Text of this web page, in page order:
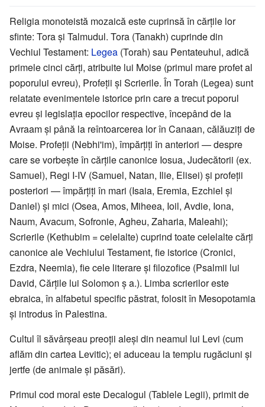
Religia monoteistă mozaică este cuprinsă în cărțile lor
sfinte: Tora și Talmudul. Tora (Tanakh) cuprinde din
Vechiul Testament: Legea (Torah) sau Pentateuhul, adică
primele cinci cărți, atribuite lui Moise (primul mare profet al
poporului evreu), Profeții și Scrierile. În Torah (Legea) sunt
relatate evenimentele istorice prin care a trecut poporul
evreu și legislația epocilor respective, începând de la
Avraam și până la reîntoarcerea lor în Canaan, călăuziți de
Moise. Profeții (Nebhi'im), împărțiți în anteriori — despre
care se vorbește în cărțile canonice Iosua, Judecătorii (ex.
Samuel), Regi I-IV (Samuel, Natan, Ilie, Elisei) și profeții
posteriori — împărțiți în mari (Isaia, Eremia, Ezchiel și
Daniel) și mici (Osea, Amos, Miheea, Ioil, Avdie, Iona,
Naum, Avacum, Sofronie, Agheu, Zaharia, Maleahi);
Scrierile (Kethubim = celelalte) cuprind toate celelalte cărți
canonice ale Vechiului Testament, fie istorice (Cronici,
Ezdra, Neemia), fie cele literare și filozofice (Psalmii lui
David, Cărțile lui Solomon ș a.). Limba scrierilor este
ebraica, în alfabetul specific păstrat, folosit în Mesopotamia
și introdus în Palestina.
Cultul îl săvârșeau preoții aleși din neamul lui Levi (cum
aflăm din cartea Levitic); ei aduceau la templu rugăciuni și
jertfe (de animale și păsări).
Primul cod moral este Decalogul (Tablele Legii), primit de